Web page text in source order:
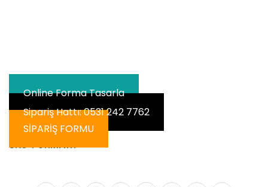
Online Forma Tasarla
Sipariş Hattı: 0531 242 7762
SİPARİŞ FORMU
SKU:FORMA111